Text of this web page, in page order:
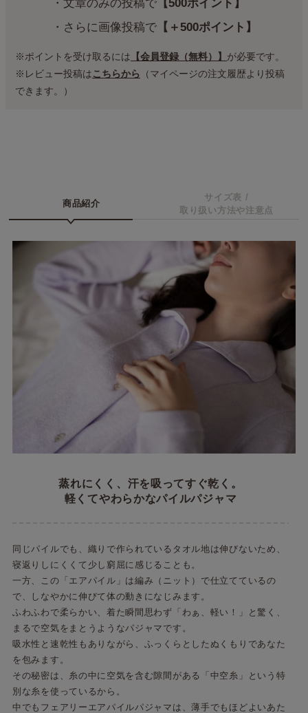
・文章のみの投稿で【500ポイント】
・さらに画像投稿で【＋500ポイント】
※ポイントを受け取るには 【会員登録（無料）】 が必要です。
※レビュー投稿はこちらから （マイページの注文履歴より投稿
できます。）
商品紹介
サイズ表 /
取り扱い方法や注意点
蒸れにくく、汗を吸ってすぐ乾く。
軽くてやわらかなパイルパジャマ
同じパイルでも、織りで作られているタオル地は伸びないため、
寝返りしにくくて少し窮屈に感じることも。
一方、この「エアパイル」は編み（ニット）で仕立てているの
で、しなやかに伸びて体の動きになじみます。
ふわふわで柔らかい、着た瞬間思わず「わぁ、軽い！」と驚く、
まるで空気をまとうようなパジャマです。
吸水性と速乾性もありながら、ふっくらとしたぬくもりであなた
を包みます。
その秘密は、糸の中に空気を含む隙間がある「中空糸」という特
別な糸を使っているから。
中でもフェアリーエアパイルパジャマは、薄手でもほどよいあた